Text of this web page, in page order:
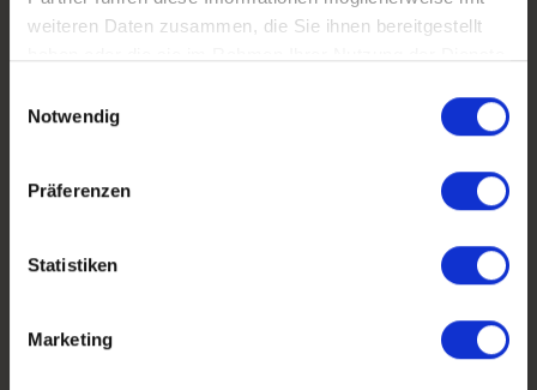
weiteren Daten zusammen, die Sie ihnen bereitgestellt
Notwendig
Präferenzen
Statistiken
Marketing
anmelden, speichern wir Ihre E-Mail-Adresse
Mailchimp
Einwilligung jederzeit widerrufen, indem Sie